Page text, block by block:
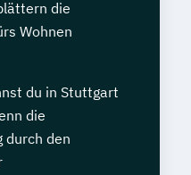
die
Wohnen
du in Stuttgart
die
durch den